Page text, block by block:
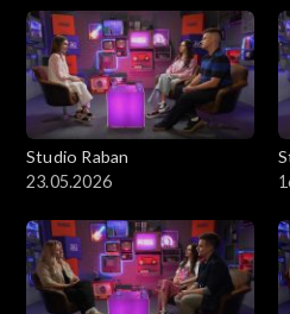
Studio Raban
23.05.2026